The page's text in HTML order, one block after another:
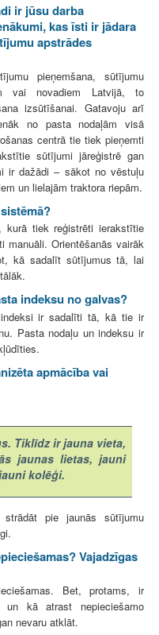
ir jūsu darba
kas īsti ir jādara
apstrādes
pieņemšana, sūtījumu
vai novadiem Latvijā, to
izsūtīšanai. Gatavoju arī
no pasta nodaļām visā
centrā tie tiek pieņemti
sūtījumi jāreģistrē gan
ir dažādi – sākot no vēstuļu
un lielajām traktora riepām.
tiek reģistrēti ierakstītie
manuāli. Orientēšanās vairāk
kā sadalīt sūtījumus tā, lai
indeksu no galvas?
ir sadalīti tā, kā tie ir
Pasta nodaļu un indeksu ir
apmācība vai
Tiklīdz ir jauna vieta,
jaunas lietas, jauni
kolēģi.
pie jaunās sūtījumu
Vajadzīgas
Bet, protams, ir
kā atrast nepieciešamo
nevaru atklāt.